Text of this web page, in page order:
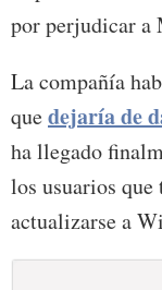
por perjudicar a
La compañía
quedejaría de
ha llegado
los usuarios que
actualizarse a